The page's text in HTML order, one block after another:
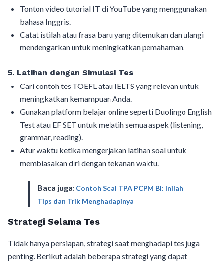
Tonton video tutorial IT di YouTube yang menggunakan
bahasa Inggris.
Catat istilah atau frasa baru yang ditemukan dan ulangi
mendengarkan untuk meningkatkan pemahaman.
5. Latihan dengan Simulasi Tes
Cari contoh tes TOEFL atau IELTS yang relevan untuk
meningkatkan kemampuan Anda.
Gunakan platform belajar online seperti Duolingo English
Test atau EF SET untuk melatih semua aspek (listening,
grammar, reading).
Atur waktu ketika mengerjakan latihan soal untuk
membiasakan diri dengan tekanan waktu.
Baca juga: Contoh Soal TPA PCPM BI: Inilah
Tips dan Trik Menghadapinya
Strategi Selama Tes
Tidak hanya persiapan, strategi saat menghadapi tes juga
penting. Berikut adalah beberapa strategi yang dapat